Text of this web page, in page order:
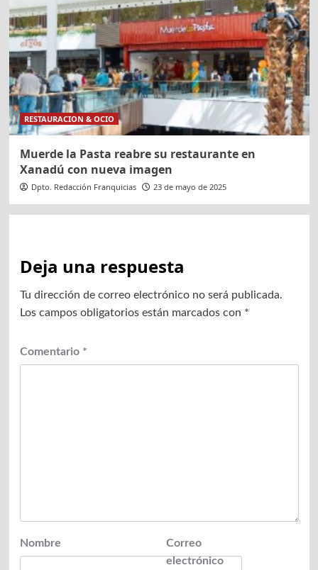
RESTAURACION & OCIO
Muerde la Pasta reabre su restaurante en
Xanadú con nueva imagen
Dpto. Redacción Franquicias 23 de mayo de 2025
Deja una respuesta
Tu dirección de correo electrónico no será publicada.
Los campos obligatorios están marcados con *
Comentario *
Nombre
Correo
electrónico